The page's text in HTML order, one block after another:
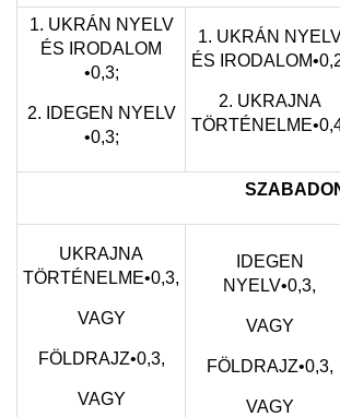
1. UKRÁN NYELV
ÉS IRODALOM
•0,3;
2. IDEGEN NYELV
•0,3;
1. UKRÁN
ÉS
2. UKRAJNA
UKRAJNA
TÖRTÉNELME•0,3,
VAGY
FÖLDRAJZ•0,3,
VAGY
IDEGEN
NYELV•0,3,
VAGY
FÖLDRAJZ•0,3,
VAGY